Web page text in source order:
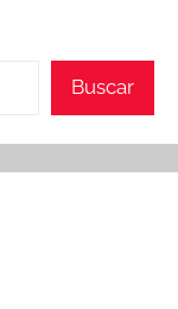
Buscar